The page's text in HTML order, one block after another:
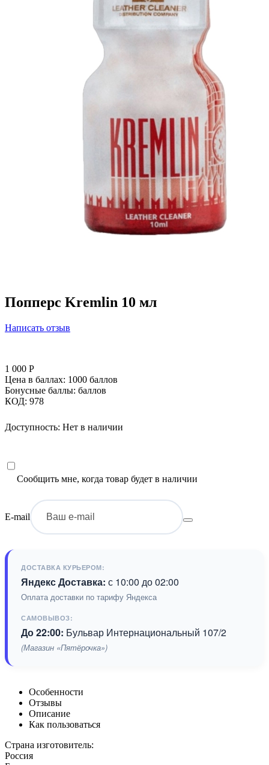
Попперс Kremlin 10 мл
Написать отзыв
1 000 Р
Цена в баллах: 1000 баллов
Бонусные баллы: баллов
КОД: 978
Доступность: Нет в наличии
Сообщить мне, когда товар будет в наличии
E-mail
ДОСТАВКА КУРЬЕРОМ:
Яндекс Доставка: с 10:00 до 02:00
Оплата доставки по тарифу Яндекса
САМОВЫВОЗ:
До 22:00: Бульвар Интернациональный 107/2
(Магазин «Пятёрочка»)
Особенности
Отзывы
Описание
Как пользоваться
Страна изготовитель:
Россия